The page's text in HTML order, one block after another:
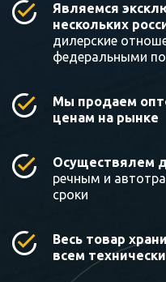
Являемся
нескольких
дилерские
федеральными
Мы продаем
ценам на рынке
Осуществялем
речным и
сроки
Весь товар
всем